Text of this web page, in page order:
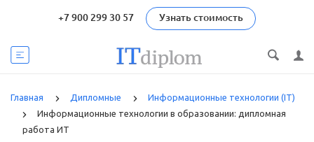
+7 900 299 30 57 Узнать стоимость
Главная Дипломные
Информационные технологии (IT)
Информационные технологии в образовании: дипломная
работа ИТ